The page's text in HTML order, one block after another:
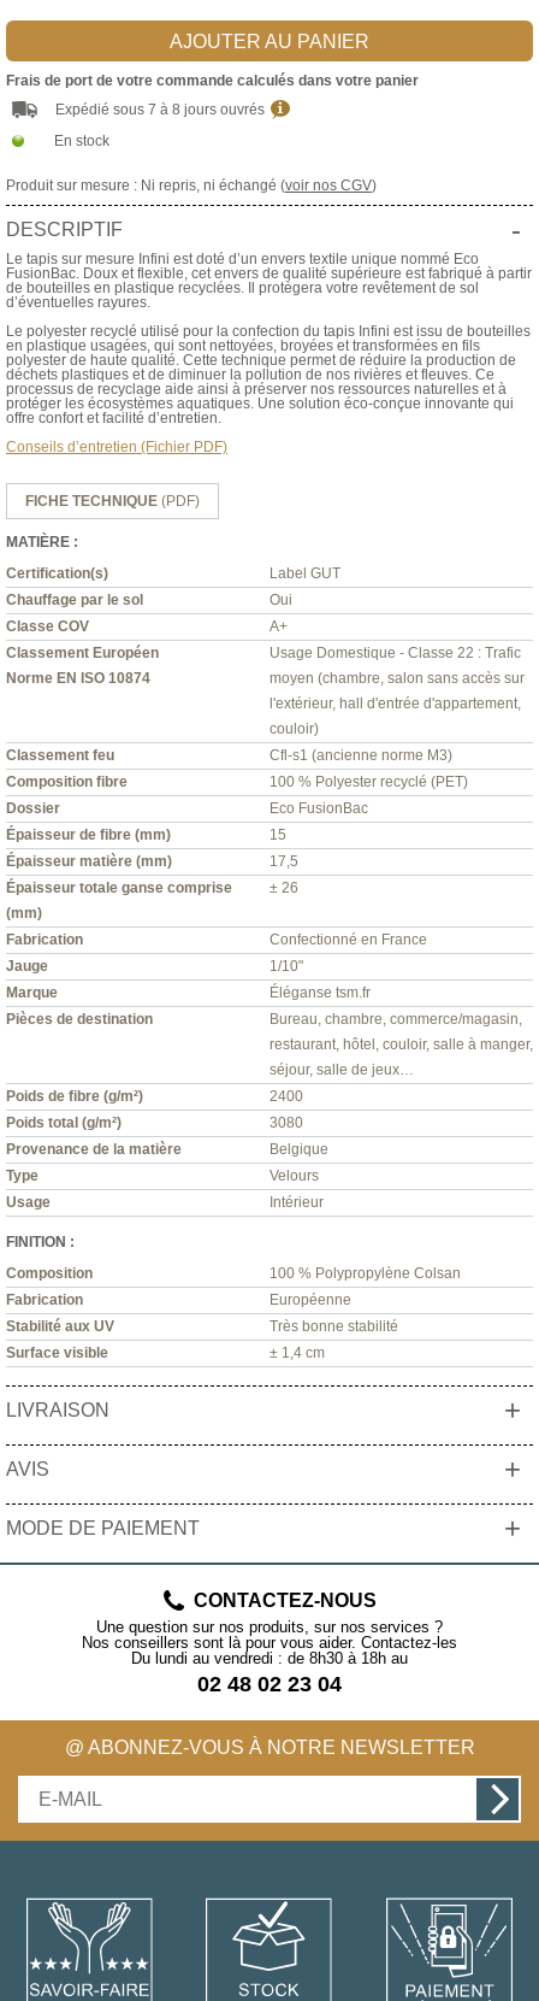
AJOUTER AU PANIER
Frais de port de votre commande calculés dans votre panier
Expédié sous 7 à 8 jours ouvrés
En stock
Produit sur mesure : Ni repris, ni échangé (voir nos CGV)
DESCRIPTIF -
Le tapis sur mesure Infini est doté d’un envers textile unique nommé Eco
FusionBac. Doux et flexible, cet envers de qualité supérieure est fabriqué à partir
de bouteilles en plastique recyclées. Il protègera votre revêtement de sol
d’éventuelles rayures.
Le polyester recyclé utilisé pour la confection du tapis Infini est issu de bouteilles
en plastique usagées, qui sont nettoyées, broyées et transformées en fils
polyester de haute qualité. Cette technique permet de réduire la production de
déchets plastiques et de diminuer la pollution de nos rivières et fleuves. Ce
processus de recyclage aide ainsi à préserver nos ressources naturelles et à
protéger les écosystèmes aquatiques. Une solution éco-conçue innovante qui
offre confort et facilité d’entretien.
Conseils d’entretien (Fichier PDF)
FICHE TECHNIQUE (PDF)
MATIÈRE :
Certification(s)
Label GUT
Chauffage par le sol
Oui
Classe COV
A+
Classement Européen
Norme EN ISO 10874
Usage Domestique - Classe 22 : Trafic
moyen (chambre, salon sans accès sur
l'extérieur, hall d'entrée d'appartement,
couloir)
Classement feu
Cfl-s1 (ancienne norme M3)
Composition fibre
100 % Polyester recyclé (PET)
Dossier
Eco FusionBac
Épaisseur de fibre (mm)
15
Épaisseur matière (mm)
17,5
Épaisseur totale ganse comprise
(mm)
± 26
Fabrication
Confectionné en France
Jauge
1/10"
Marque
Éléganse tsm.fr
Pièces de destination
Bureau, chambre, commerce/magasin,
restaurant, hôtel, couloir, salle à manger,
séjour, salle de jeux…
Poids de fibre (g/m²)
2400
Poids total (g/m²)
3080
Provenance de la matière
Belgique
Type
Velours
Usage
Intérieur
FINITION :
Composition
100 % Polypropylène Colsan
Fabrication
Européenne
Stabilité aux UV
Très bonne stabilité
Surface visible
± 1,4 cm
LIVRAISON +
AVIS +
MODE DE PAIEMENT +
CONTACTEZ-NOUS
Une question sur nos produits, sur nos services ?
Nos conseillers sont là pour vous aider. Contactez-les
Du lundi au vendredi : de 8h30 à 18h au
02 48 02 23 04
@ ABONNEZ-VOUS À NOTRE NEWSLETTER